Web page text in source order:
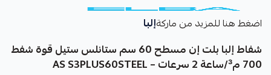
اضغط هنا للمزيد من ماركةإلبا
شفاط إلبا بلت إن مسطح 60 سم ستانلس ستيل قوة شفط
700 م³/ساعة 2 سرعات – AS S3PLUS60STEEL